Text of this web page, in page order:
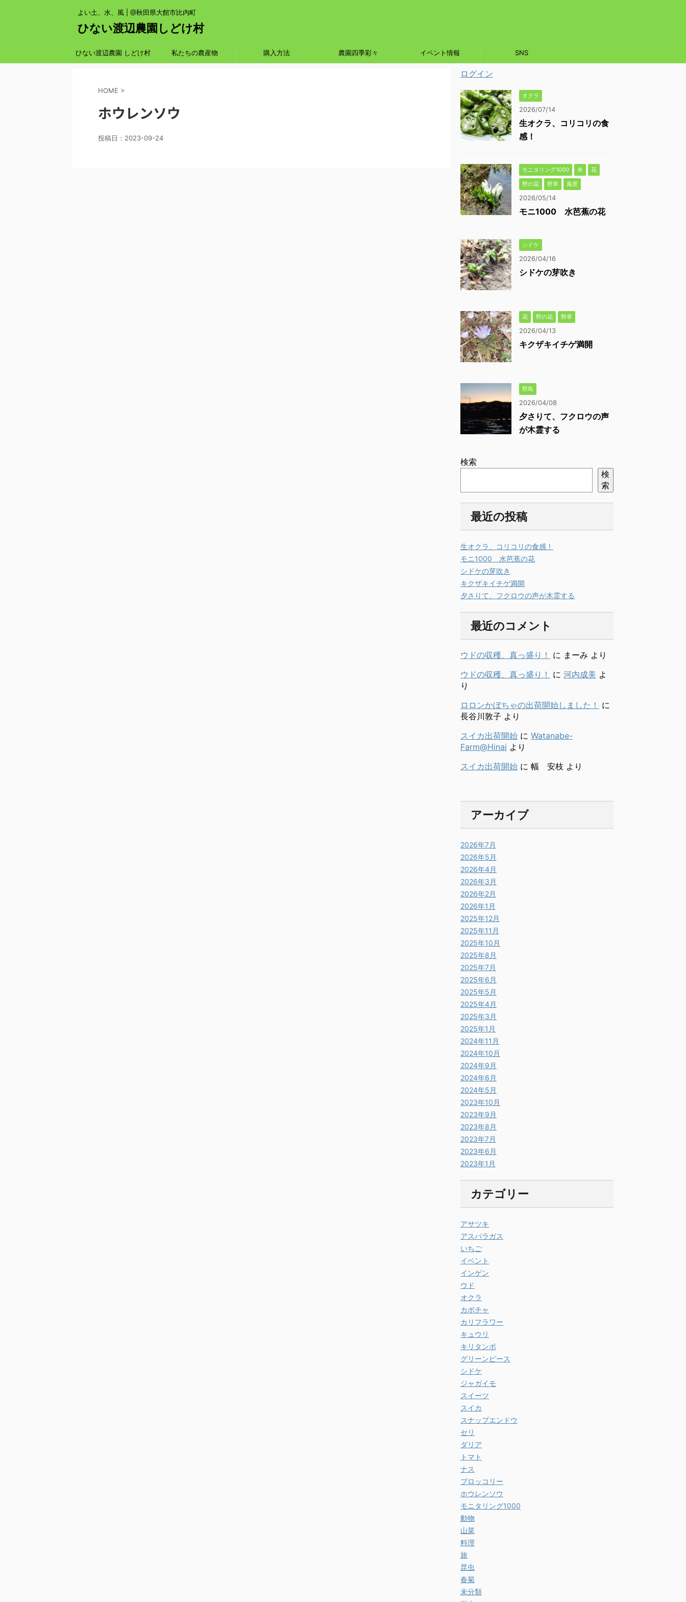
よい土、水、風 | @秋田県大館市比内町
ひない渡辺農園しどけ村
ひない渡辺農園 しどけ村 私たちの農産物 購入方法 農園四季彩々 イベント情報 SNS
HOME >
ホウレンソウ
投稿日： 2023-09-24
ログイン
オクラ
2026/07/14
生オクラ、コリコリの食
感！
モニタリング1000 米
花
野の花
野草 風景
2026/05/14
モニ1000 水芭蕉の花
シドケ
2026/04/16
シドケの芽吹き
花 野の花 野草
2026/04/13
キクザキイチゲ満開
野鳥
2026/04/08
夕さりて、フクロウの声
が木霊する
検索
検
索
最近の投稿
生オクラ、コリコリの食感！
モニ1000 水芭蕉の花
シドケの芽吹き
キクザキイチゲ満開
夕さりて、フクロウの声が木霊する
最近のコメント
ウドの収穫、真っ盛り！ に まーみ より
ウドの収穫、真っ盛り！
に 河内成美 よ
り
ロロンかぼちゃの出荷開始しました！
に
長谷川敦子 より
スイカ出荷開始 に Watanabe-
Farm@Hinai より
スイカ出荷開始 に 幅 安枝 より
アーカイブ
2026年7月
2026年5月
2026年4月
2026年3月
2026年2月
2026年1月
2025年12月
2025年11月
2025年10月
2025年8月
2025年7月
2025年6月
2025年5月
2025年4月
2025年3月
2025年1月
2024年11月
2024年10月
2024年9月
2024年6月
2024年5月
2023年10月
2023年9月
2023年8月
2023年7月
2023年6月
2023年1月
カテゴリー
アサツキ
アスパラガス
いちご
イベント
インゲン
ウド
オクラ
カボチャ
カリフラワー
キュウリ
キリタンポ
グリーンピース
シドケ
ジャガイモ
スイーツ
スイカ
スナップエンドウ
セリ
ダリア
トマト
ナス
ブロッコリー
ホウレンソウ
モニタリング1000
動物
山菜
料理
旅
昆虫
春菊
未分類